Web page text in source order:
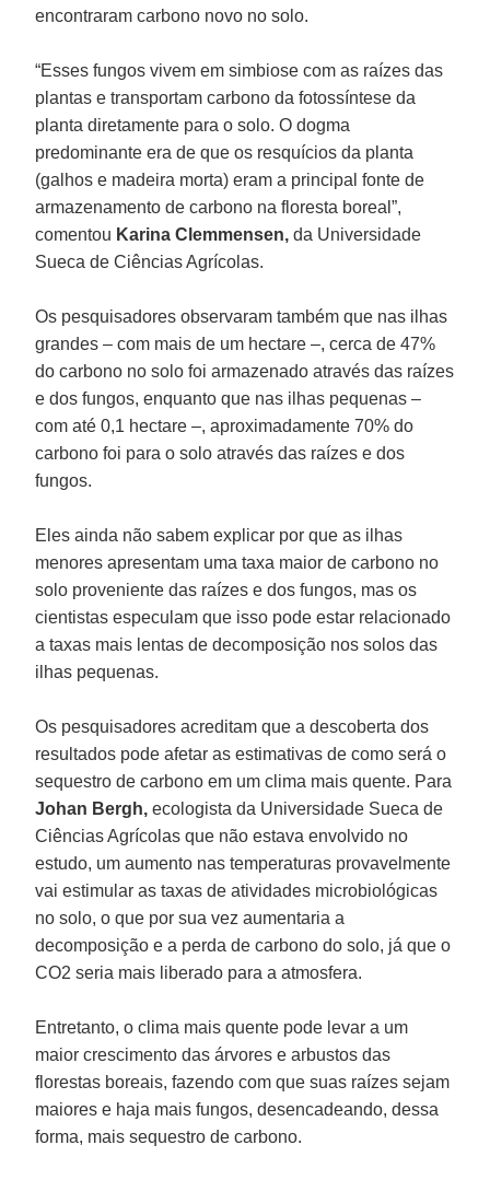
encontraram carbono novo no solo.
“Esses fungos vivem em simbiose com as raízes das
plantas e transportam carbono da fotossíntese da
planta diretamente para o solo. O dogma
predominante era de que os resquícios da planta
(galhos e madeira morta) eram a principal fonte de
armazenamento de carbono na floresta boreal”,
comentou Karina Clemmensen, da Universidade
Sueca de Ciências Agrícolas.
Os pesquisadores observaram também que nas ilhas
grandes – com mais de um hectare –, cerca de 47%
do carbono no solo foi armazenado através das raízes
e dos fungos, enquanto que nas ilhas pequenas –
com até 0,1 hectare –, aproximadamente 70% do
carbono foi para o solo através das raízes e dos
fungos.
Eles ainda não sabem explicar por que as ilhas
menores apresentam uma taxa maior de carbono no
solo proveniente das raízes e dos fungos, mas os
cientistas especulam que isso pode estar relacionado
a taxas mais lentas de decomposição nos solos das
ilhas pequenas.
Os pesquisadores acreditam que a descoberta dos
resultados pode afetar as estimativas de como será o
sequestro de carbono em um clima mais quente. Para
Johan Bergh,ecologista da Universidade Sueca de
Ciências Agrícolas que não estava envolvido no
estudo, um aumento nas temperaturas provavelmente
vai estimular as taxas de atividades microbiológicas
no solo, o que por sua vez aumentaria a
decomposição e a perda de carbono do solo, já que o
CO2 seria mais liberado para a atmosfera.
Entretanto, o clima mais quente pode levar a um
maior crescimento das árvores e arbustos das
florestas boreais, fazendo com que suas raízes sejam
maiores e haja mais fungos, desencadeando, dessa
forma, mais sequestro de carbono.